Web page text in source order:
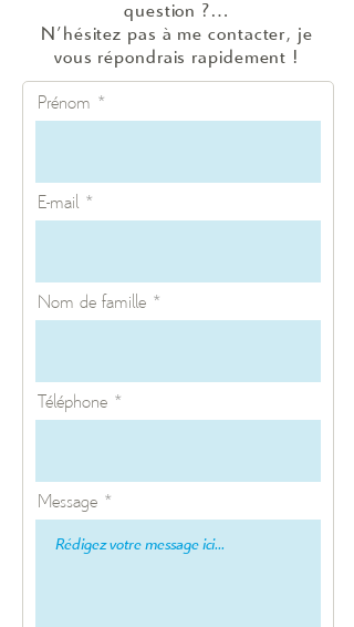
question ?…
N'hésitez pas à me contacter, je
vous répondrais rapidement !
Prénom
E-mail
Nom de famille
Téléphone
Message